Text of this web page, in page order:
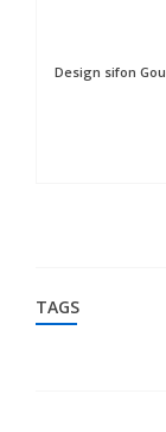
Design sifon
TAGS